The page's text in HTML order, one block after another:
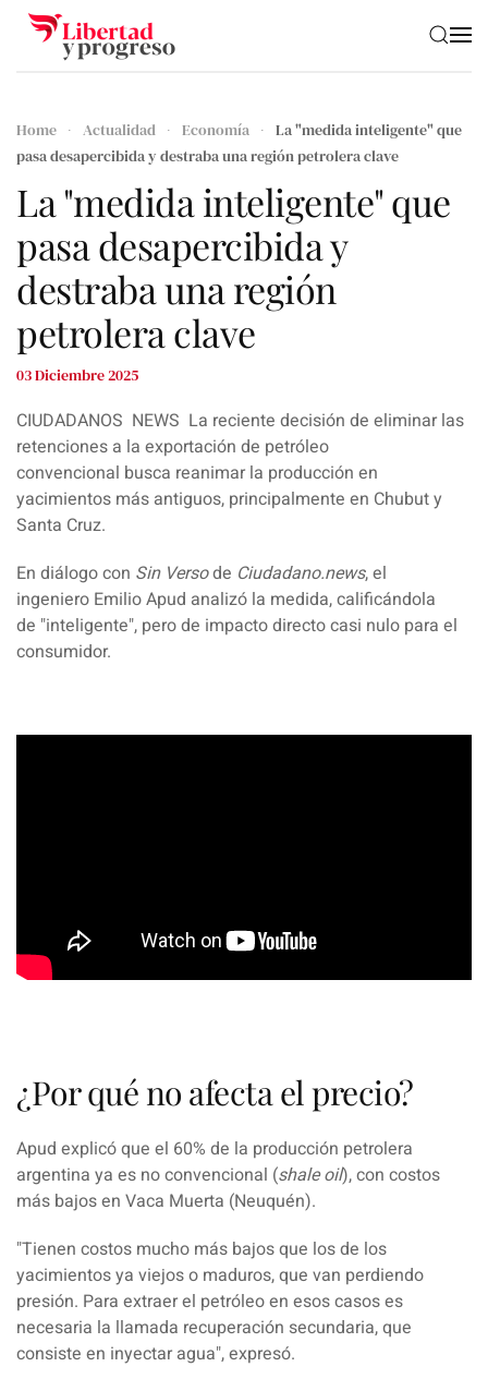
Skip to main content
Home Actualidad Economía
La "medida inteligente" que
pasa desapercibida y destraba una región petrolera clave
La "medida inteligente" que
pasa desapercibida y
destraba una región
petrolera clave
03 Diciembre 2025
CIUDADANOS NEWS La reciente decisión de eliminar las
retenciones a la exportación de petróleo
convencional busca reanimar la producción en
yacimientos más antiguos, principalmente en Chubut y
Santa Cruz.
En diálogo con Sin Versode Ciudadano.news, el
ingeniero Emilio Apud analizó la medida, calificándola
de "inteligente", pero de impacto directo casi nulo para el
consumidor.
¿Por qué no afecta el precio?
Apud explicó que el 60% de la producción petrolera
argentina ya es no convencional (shale oil), con costos
más bajos en Vaca Muerta (Neuquén).
"Tienen costos mucho más bajosque los de los
yacimientos ya viejos o maduros, que van perdiendo
presión. Para extraer el petróleo en esos casos es
necesaria la llamada recuperación secundaria, que
consiste en inyectar agua", expresó.